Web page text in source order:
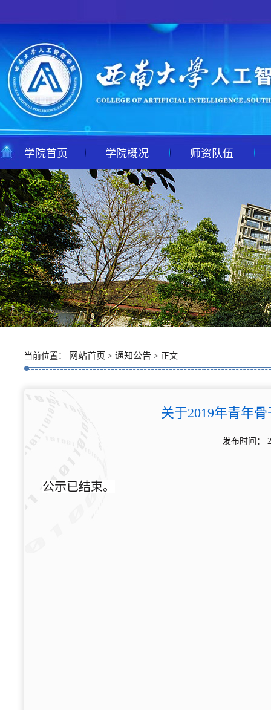
学院首页 学院概况 师资队伍
当前位置： 网站首页 > 通知公告 > 正文
关于2019年青年
发布时间：
公示已结束。